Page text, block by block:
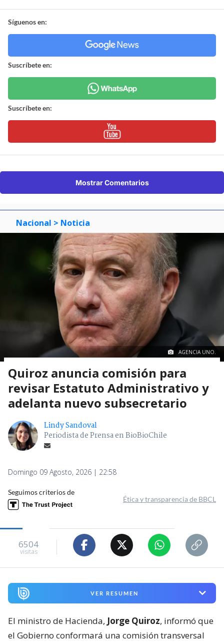
Síguenos en:
Suscríbete en:
Suscríbete en:
Mostrar Comentarios
Nacional > Noticia
AGENCIA UNO.
Quiroz anuncia comisión para
revisar Estatuto Administrativo y
adelanta nuevo subsecretario
Lindy Sandoval
Periodista de Prensa en BioBioChile
Domingo 09 Agosto, 2026 | 22:58
Seguimos criterios de
Ética y transparencia de BBCL
6504
visitas
VER RESUMEN
El ministro de Hacienda, Jorge Quiroz, informó que
el Gobierno conformará una comisión transversal